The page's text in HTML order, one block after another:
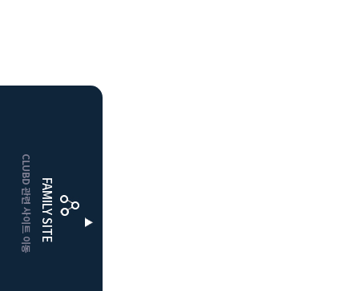
FAMILY SITE
CLUBD 관련 사이트 이동